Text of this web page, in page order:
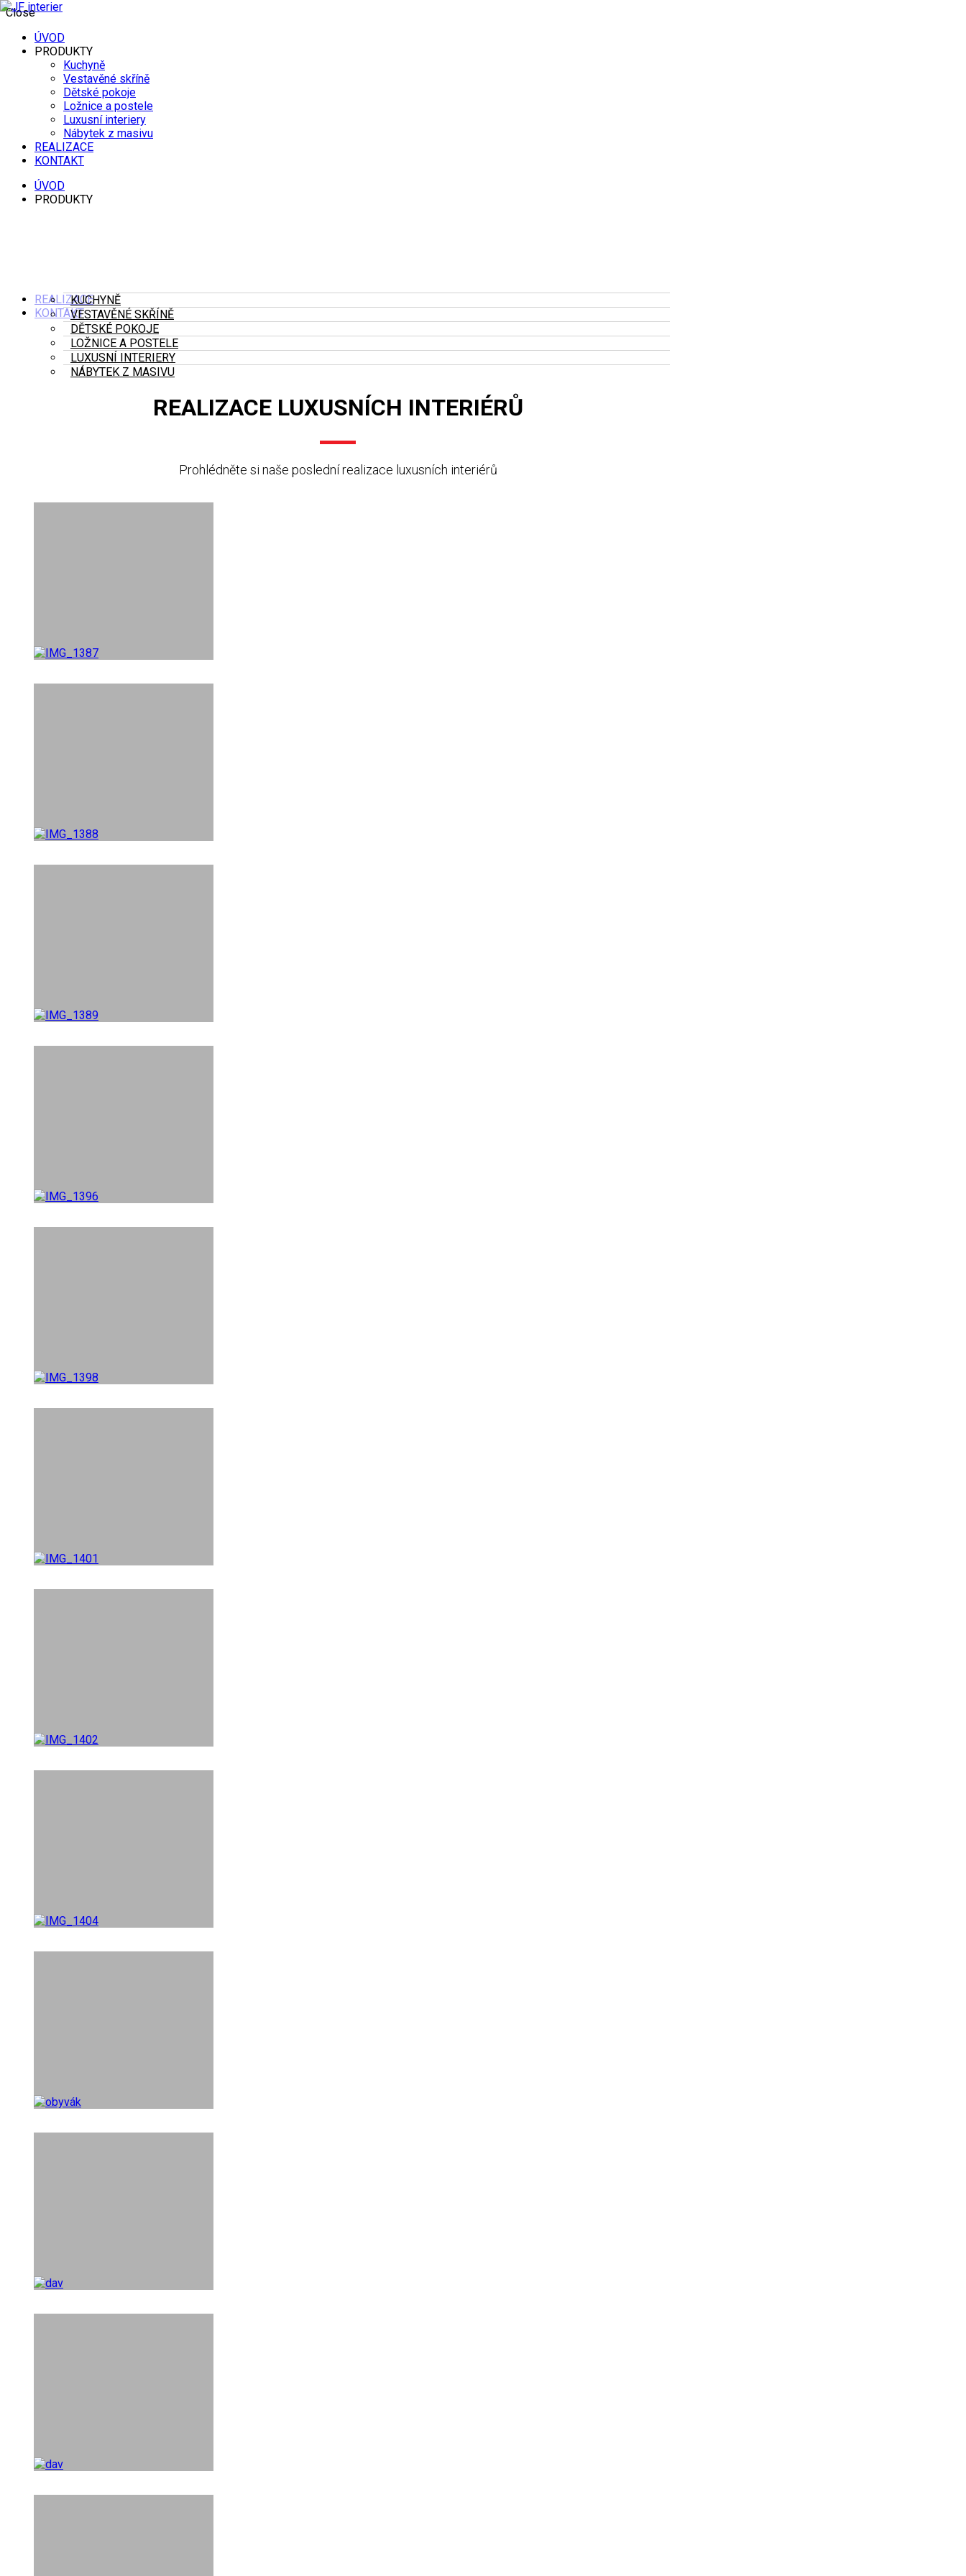
Close
ÚVOD
PRODUKTY
Kuchyně
Vestavěné skříně
Dětské pokoje
Ložnice a postele
Luxusní interiery
Nábytek z masivu
REALIZACE
KONTAKT
interier
ÚVOD
PRODUKTY
KUCHYNĚ
VESTAVĚNÉ SKŘÍNĚ
DĚTSKÉ POKOJE
LOŽNICE A POSTELE
LUXUSNÍ INTERIERY
NÁBYTEK Z MASIVU
REALIZACE
KONTAKT
REALIZACE LUXUSNÍCH INTERIÉRŮ
Prohlédněte si naše poslední realizace luxusních interiérů